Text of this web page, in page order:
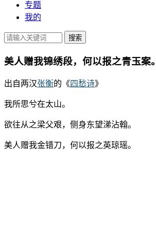
专题
我的
美人赠我锦绣段，何以报之青玉案。
出自两汉张衡的《四愁诗》
我所思兮在太山。
欲往从之梁父艰，侧身东望涕沾翰。
美人赠我金错刀，何以报之英琼瑶。